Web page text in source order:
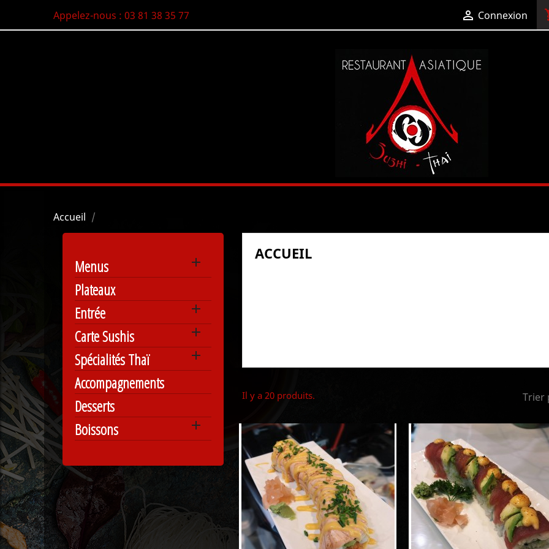
Appelez-nous : 03 81 38 35 77  Connexion
Accueil
Menus 
Plateaux
Entrée

Carte Sushis 
Spécialités Thaï 
Accompagnements
Desserts
Boissons

ACCUEIL
Il y a 20 produits. Trier